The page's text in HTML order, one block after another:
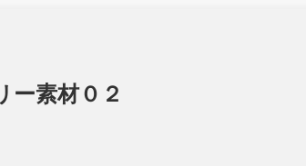
ー素材０２